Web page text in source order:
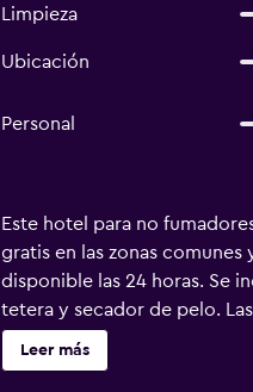
Limpieza
Ubicación
Personal
Este hotel para no
gratis en las zonas
disponible las 24 horas. Se
tetera y secador de pelo.
disponibles en las
personal gratuitos. Se
Leer más